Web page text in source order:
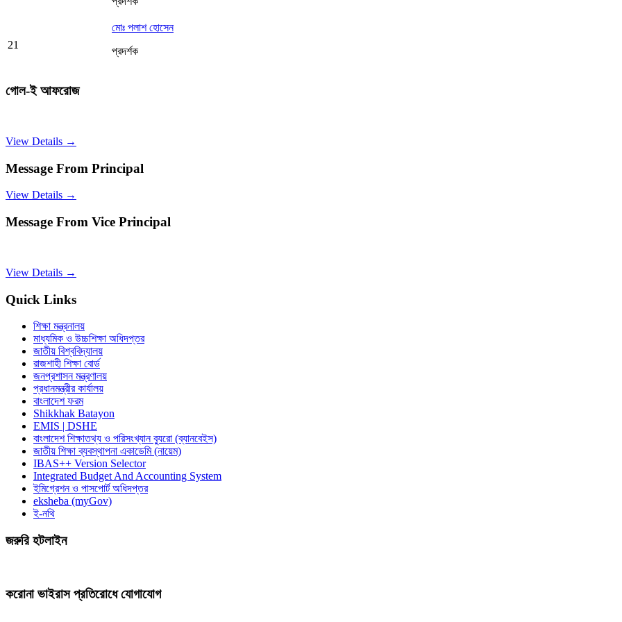
21
মোঃ পলাশ হোসেন
প্রদর্শক
গোল-ই আফরোজ
View Details →
Message From Principal
View Details →
Message From Vice Principal
View Details →
Quick Links
শিক্ষা মন্ত্রনালয়
মাধ্যমিক ও উচ্চশিক্ষা অধিদপ্তর
জাতীয় বিশ্ববিদ্যালয়
রাজশাহী শিক্ষা বোর্ড
জনপ্রশাসন মন্ত্রণালয়
প্রধানমন্ত্রীর কার্যালয়
বাংলাদেশ ফরম
Shikkhak Batayon
EMIS | DSHE
বাংলাদেশ শিক্ষাতথ্য ও পরিসংখ্যান ব্যুরো (ব্যানবেইস)
জাতীয় শিক্ষা ব্যবস্থাপনা একাডেমি (নায়েম)
IBAS++ Version Selector
Integrated Budget And Accounting System
ইমিগ্রেশন ও পাসপোর্ট অধিদপ্তর
eksheba (myGov)
ই-নথি
জরুরি হটলাইন
করোনা ভাইরাস প্রতিরোধে যোগাযোগ